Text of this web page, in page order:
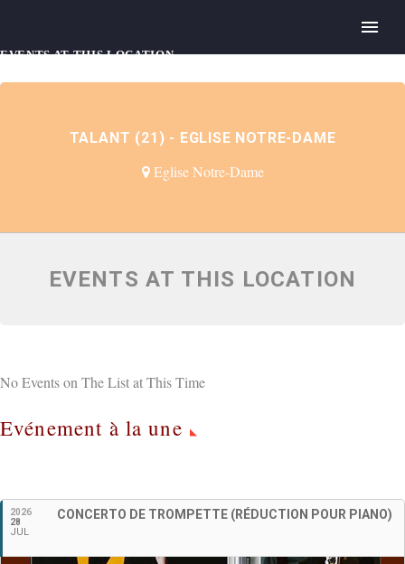
Français
EVENTS AT THIS LOCATION
TALANT (21) - EGLISE NOTRE-DAME
Eglise Notre-Dame
EVENTS AT THIS LOCATION
No Events on The List at This Time
Evénement à la une
2026
28
JUL
CONCERTO DE TROMPETTE (RÉDUCTION POUR PIANO)